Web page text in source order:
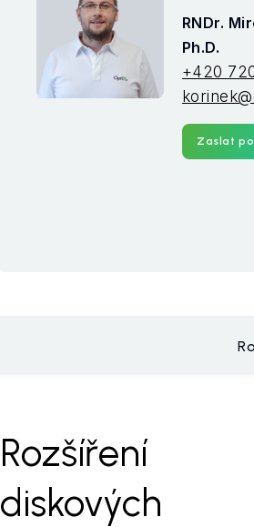
RNDr.
Ph.D.
+420
Zaslat
Rozšíření
diskových